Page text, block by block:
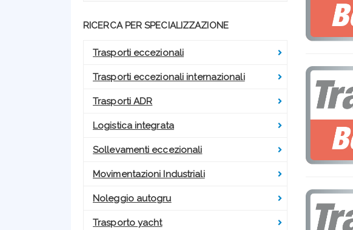
RICERCA PER SPECIALIZZAZIONE
Trasporti eccezionali
Trasporti eccezionali internazionali
Trasporti ADR
Logistica integrata
Sollevamenti eccezionali
Movimentazioni Industriali
Noleggio autogru
Trasporto yacht